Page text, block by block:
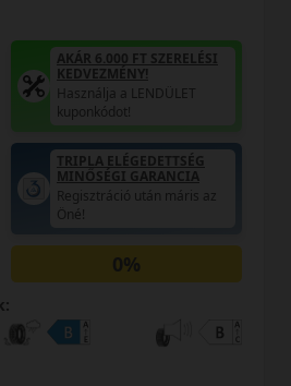
AKÁR 6.000 FT SZERELÉSI
KEDVEZMÉNY!
Használja a LENDÜLET
kuponkódot!